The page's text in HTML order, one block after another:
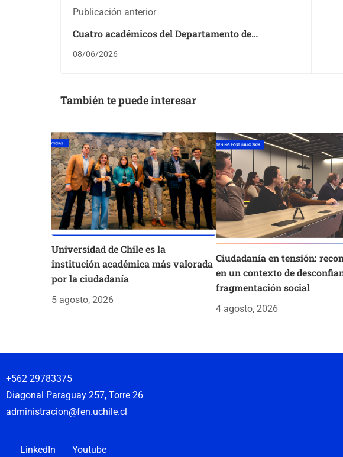
Publicación anterior
Cuatro académicos del Departamento de
Administración FEN son distinguidos en el
08/06/2026
También te puede interesar
Universidad de Chile es la
institución académica más valorada
por la ciudadanía
5 agosto, 2026
Ciudadanía en tensión:
en un contexto de
fragmentación social
4 agosto, 2026
+562 29783375
Diagonal Paraguay 257, Torre 26
administracion@fen.uchile.cl
LinkedIn Youtube